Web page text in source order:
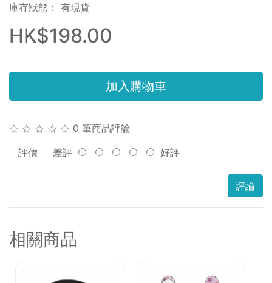
庫存狀態： 有現貨
HK$198.00
加入購物車
0 筆商品評論
評價 差評 好評
評論
相關商品